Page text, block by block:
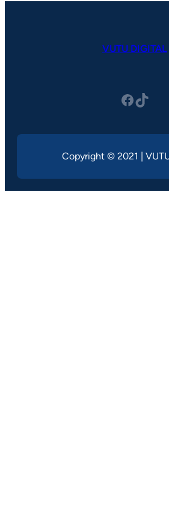
VUTU DIGITAL
Facebook TikTok
Copyright © 2021 |